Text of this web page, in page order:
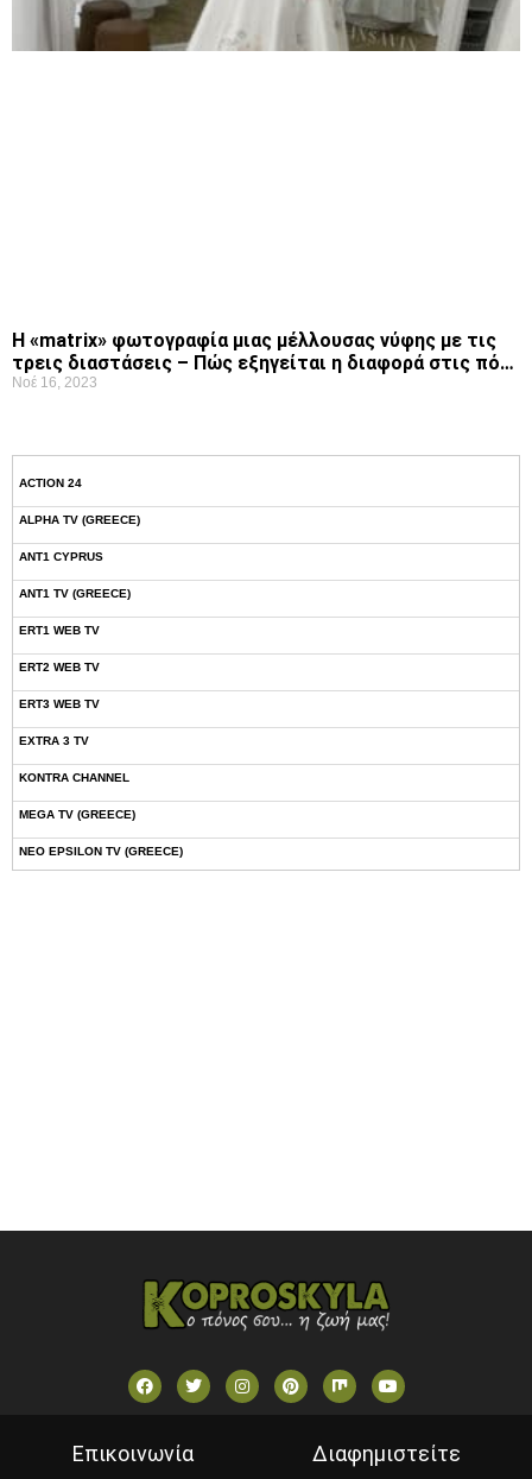
Η «matrix» φωτογραφία μιας μέλλουσας νύφης με τις
τρεις διαστάσεις – Πώς εξηγείται η διαφορά στις πό…
Νοέ 16, 2023
ACTION 24
ALPHA TV (GREECE)
ANT1 CYPRUS
ANT1 TV (GREECE)
ERT1 WEB TV
ERT2 WEB TV
ERT3 WEB TV
EXTRA 3 TV
KONTRA CHANNEL
MEGA TV (GREECE)
NEO EPSILON TV (GREECE)
Επικοινωνία Διαφημιστείτε